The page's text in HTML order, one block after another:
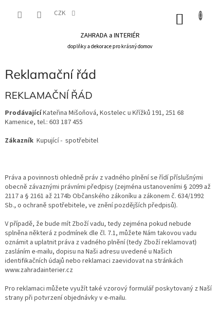
CZK
ZAHRADA a INTERIÉR
doplňky a dekorace pro krásný domov
Reklamační řád
REKLAMAČNÍ ŘÁD
ProdávajícíKateřina Mišoňová, Kostelec u Křížků 191, 251 68
Kamenice, tel.: 603 187 455
Zákazník Kupující - spotřebitel
Práva a povinnosti ohledně práv z vadného plnění se řídí příslušnými
obecně závaznými právními předpisy (zejména ustanoveními § 2099 až
2117 a § 2161 až 2174b Občanského zákoníku a zákonem č. 634/1992
Sb., o ochraně spotřebitele, ve znění pozdějších předpisů).
V případě, že bude mít Zboží vadu, tedy zejména pokud nebude
splněna některá z podmínek dle čl. 7.1, můžete Nám takovou vadu
oznámit a uplatnit práva z vadného plnění (tedy Zboží reklamovat)
zasláním e-mailu, dopisu na Naši adresu uvedené u Našich
identifikačních údajů nebo reklamaci zaevidovat na stránkách
www.zahradainterier.cz
Pro reklamaci můžete využít také vzorový formulář poskytovaný z Naší
strany při potvrzení objednávky v e-mailu.